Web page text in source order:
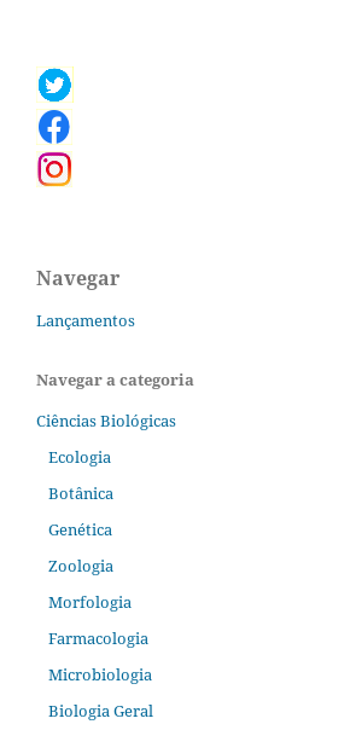
Navegar
Lançamentos
Navegar a categoria
Ciências Biológicas
Ecologia
Botânica
Genética
Zoologia
Morfologia
Farmacologia
Microbiologia
Biologia Geral